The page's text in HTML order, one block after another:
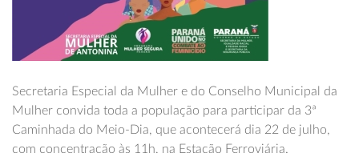
Secretaria Especial da Mulher e do Conselho Municipal da
Mulher convida toda a população para participar da 3ª
Caminhada do Meio-Dia, que acontecerá dia 22 de julho,
com concentração às 11h, na Estação Ferroviária.